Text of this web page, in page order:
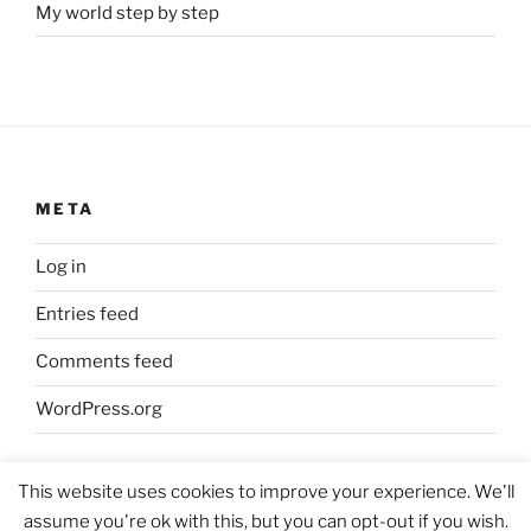
My world step by step
META
Log in
Entries feed
Comments feed
WordPress.org
This website uses cookies to improve your experience. We'll
assume you're ok with this, but you can opt-out if you wish.